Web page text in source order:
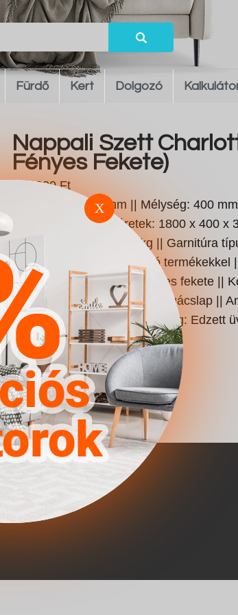
Fürdő Kert Dolgozó
Nappali Szett
Fényes Fekete)
198.900 Ft
Magasság: 1800 mm || Mélység: 400
400 || Függő polcméretek: 1800 x 400 x
Lábak: Nem || Súly: 77 kg || Garnitúra
típusa: További kapcsolódó
|| Szín: Fekete || Szín: Fényes fekete ||
Nem || Anyagok: Laminált forgácslap ||
farostlemez || Kiegészítő anyag: Edzett
X